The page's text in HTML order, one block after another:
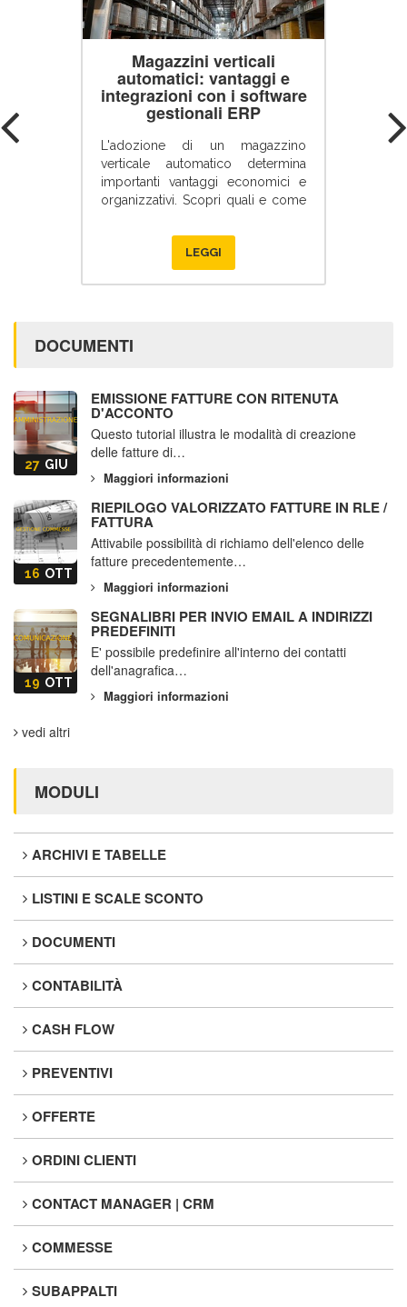
Magazzini verticali
automatici: vantaggi e
integrazioni con i software
gestionali ERP
L'adozione di un magazzino
verticale automatico determina
importanti vantaggi economici e
organizzativi. Scopri quali e come
gestione aziendale ERP
LEGGI
DOCUMENTI
27 GIU
EMISSIONE FATTURE CON RITENUTA
D'ACCONTO
Questo tutorial illustra le modalità di creazione
delle fatture di…
Maggiori informazioni
16 OTT
RIEPILOGO VALORIZZATO FATTURE IN RLE /
FATTURA
Attivabile possibilità di richiamo dell'elenco delle
fatture precedentemente…
Maggiori informazioni
19 OTT
SEGNALIBRI PER INVIO EMAIL A INDIRIZZI
PREDEFINITI
E' possibile predefinire all'interno dei contatti
dell'anagrafica…
Maggiori informazioni
vedi altri
MODULI
ARCHIVI E TABELLE
LISTINI E SCALE SCONTO
DOCUMENTI
CONTABILITÀ
CASH FLOW
PREVENTIVI
OFFERTE
ORDINI CLIENTI
CONTACT MANAGER | CRM
COMMESSE
SUBAPPALTI